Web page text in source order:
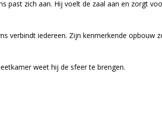
past zich aan. Hij voelt de zaal aan en zorgt
verbindt iedereen. Zijn kenmerkende opbouw
weet hij de sfeer te brengen.